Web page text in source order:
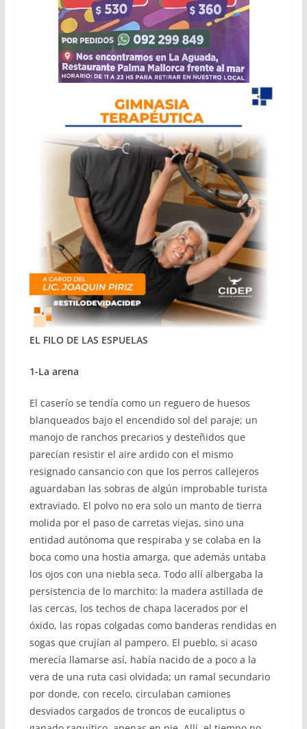
EL FILO DE LAS ESPUELAS
1-La arena
El caserío se tendía como un reguero de huesos
blanqueados bajo el encendido sol del paraje; un
manojo de ranchos precarios y desteñidos que
parecían resistir el aire ardido con el mismo
resignado cansancio con que los perros callejeros
aguardaban las sobras de algún improbable turista
extraviado. El polvo no era solo un manto de tierra
molida por el paso de carretas viejas, sino una
entidad autónoma que respiraba y se colaba en la
boca como una hostia amarga, que además untaba
los ojos con una niebla seca. Todo allí albergaba la
persistencia de lo marchito: la madera astillada de
las cercas, los techos de chapa lacerados por el
óxido, las ropas colgadas como banderas rendidas en
sogas que crujían al pampero. El pueblo, si acaso
merecía llamarse así, había nacido de a poco a la
vera de una ruta casi olvidada; un ramal secundario
por donde, con recelo, circulaban camiones
desviados cargados de troncos de eucaliptus o